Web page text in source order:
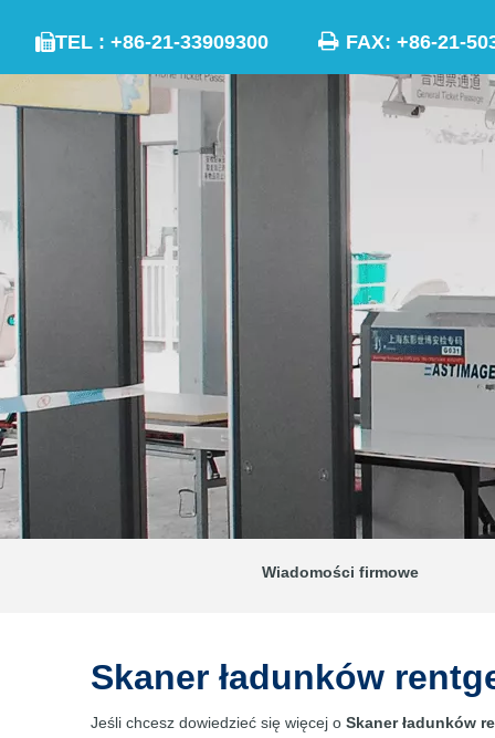
TEL : +86-21-33909300  FAX: +86-
Wiadomości firmowe
Skaner ładunków
Jeśli chcesz dowiedzieć się więcej o Skaner ładunków